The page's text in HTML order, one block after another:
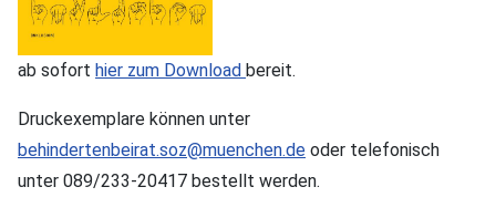
ab sofort hier zum Download bereit.
Druckexemplare können unter
behindertenbeirat.soz@muenchen.de oder telefonisch
unter 089/233-20417 bestellt werden.